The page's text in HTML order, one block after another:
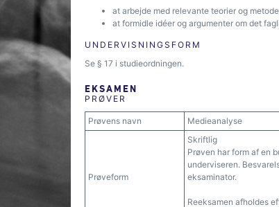
at arbejde med relevante teorier og
at formidle idéer og argumenter om det
UNDERVISNINGSFORM
Se § 17 i studieordningen.
EKSAMEN
PRØVER
Prøvens navn Medieanalyse
Prøveform
Skriftlig
Prøven har form af en
underviseren.
eksaminator.
Reeksamen afholdes